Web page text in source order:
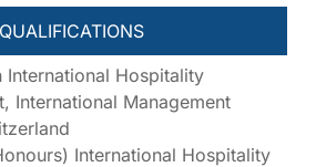
International Hospitality
International Management
International Hospitality